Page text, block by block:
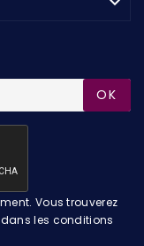
OK
Vous trouverez
les conditions